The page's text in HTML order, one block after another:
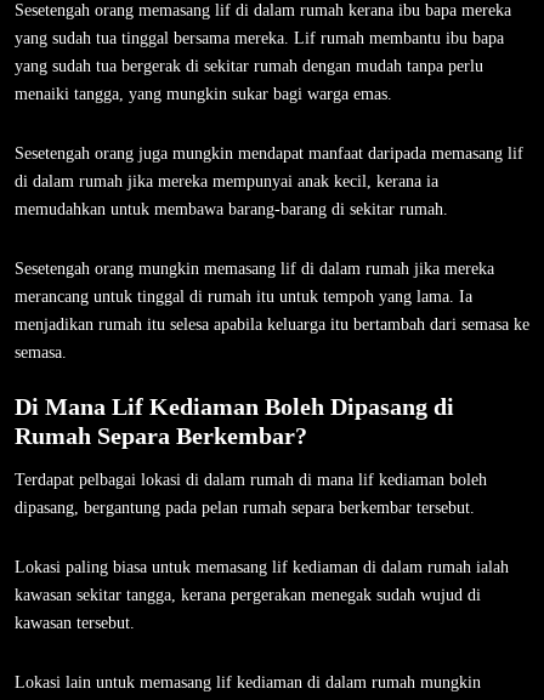
Sesetengah orang memasang lif di dalam rumah kerana ibu bapa mereka
yang sudah tua tinggal bersama mereka. Lif rumah membantu ibu bapa
yang sudah tua bergerak di sekitar rumah dengan mudah tanpa perlu
menaiki tangga, yang mungkin sukar bagi warga emas.
Sesetengah orang juga mungkin mendapat manfaat daripada memasang lif
di dalam rumah jika mereka mempunyai anak kecil, kerana ia
memudahkan untuk membawa barang-barang di sekitar rumah.
Sesetengah orang mungkin memasang lif di dalam rumah jika mereka
merancang untuk tinggal di rumah itu untuk tempoh yang lama. Ia
menjadikan rumah itu selesa apabila keluarga itu bertambah dari semasa ke
semasa.
Di Mana Lif Kediaman Boleh Dipasang di
Rumah Separa Berkembar?
Terdapat pelbagai lokasi di dalam rumah di mana lif kediaman boleh
dipasang, bergantung pada pelan rumah separa berkembar tersebut.
Lokasi paling biasa untuk memasang lif kediaman di dalam rumah ialah
kawasan sekitar tangga, kerana pergerakan menegak sudah wujud di
kawasan tersebut.
Lokasi lain untuk memasang lif kediaman di dalam rumah mungkin